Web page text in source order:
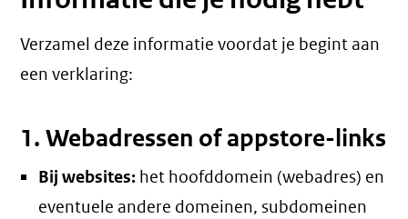
Verzamel deze informatie voordat je begint aan
een verklaring:
1. Webadressen of appstore-links
Bij websites: het hoofddomein (webadres) en
eventuele andere domeinen, subdomeinen